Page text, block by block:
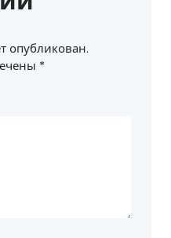
опубликован.
*